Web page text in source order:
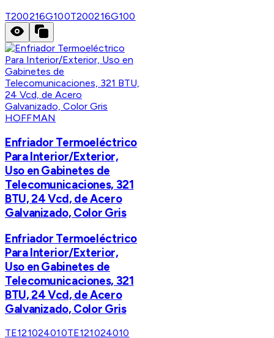
T200216G100T200216G100
HOFFMAN
Enfriador Termoeléctrico
Para Interior/Exterior,
Uso en Gabinetes de
Telecomunicaciones, 321
BTU, 24 Vcd, de Acero
Galvanizado, Color Gris
Enfriador Termoeléctrico
Para Interior/Exterior,
Uso en Gabinetes de
Telecomunicaciones, 321
BTU, 24 Vcd, de Acero
Galvanizado, Color Gris
TE121024010TE121024010